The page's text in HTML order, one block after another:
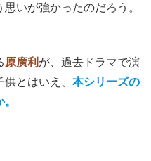
思いが強かったのだろう。
原廣利 が、過去ドラマで演
供とはいえ、 本シリーズの